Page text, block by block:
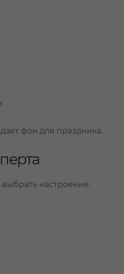
фон для праздника.
настроение.